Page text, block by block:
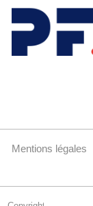
Mentions légales